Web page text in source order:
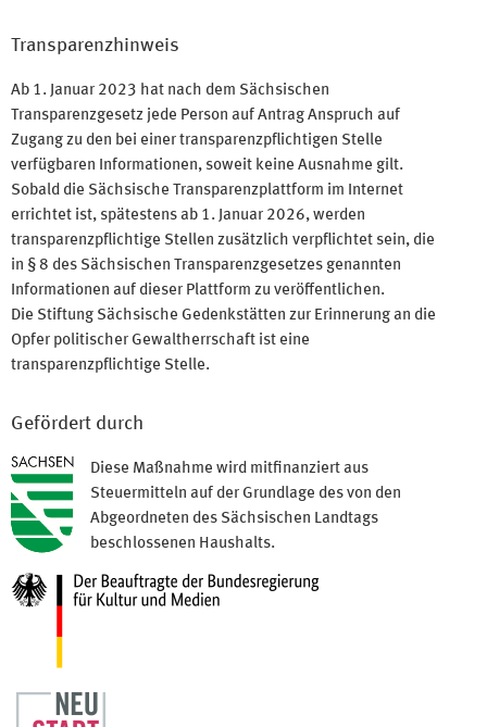
Transparenzhinweis
Ab 1. Januar 2023 hat nach dem Sächsischen
Transparenzgesetz jede Person auf Antrag Anspruch auf
Zugang zu den bei einer transparenzpflichtigen Stelle
verfügbaren Informationen, soweit keine Ausnahme gilt.
Sobald die Sächsische Transparenzplattform im Internet
errichtet ist, spätestens ab 1. Januar 2026, werden
transparenzpflichtige Stellen zusätzlich verpflichtet sein, die
in § 8 des Sächsischen Transparenzgesetzes genannten
Informationen auf dieser Plattform zu veröffentlichen.
Die Stiftung Sächsische Gedenkstätten zur Erinnerung an die
Opfer politischer Gewaltherrschaft ist eine
transparenzpflichtige Stelle.
Gefördert durch
Diese Maßnahme wird mitfinanziert aus
Steuermitteln auf der Grundlage des von den
Abgeordneten des Sächsischen Landtags
beschlossenen Haushalts.